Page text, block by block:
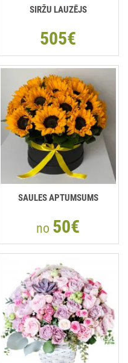
SIRŽU LAUZĒJS
505€
SAULES APTUMSUMS
no 50€